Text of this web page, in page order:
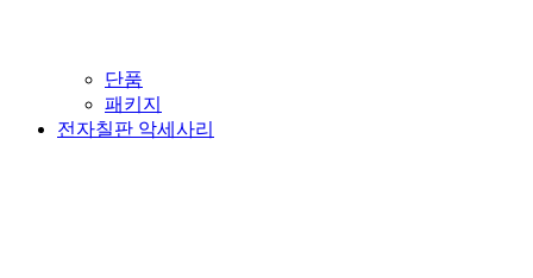
단품
패키지
전자칠판 악세사리